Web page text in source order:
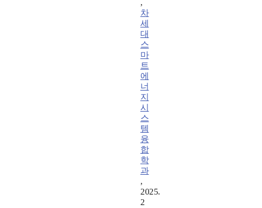
,
차
세
대
스
마
트
에
너
지
시
스
템
융
합
학
과
,
2025.
2